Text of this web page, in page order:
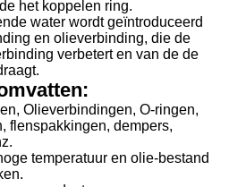
het koppelen ring.
water wordt geïntroduceerd
en olieverbinding, die de
verbetert en van de de
Olieverbindingen, O-ringen,
flenspakkingen, dempers,
temperatuur en olie-bestand